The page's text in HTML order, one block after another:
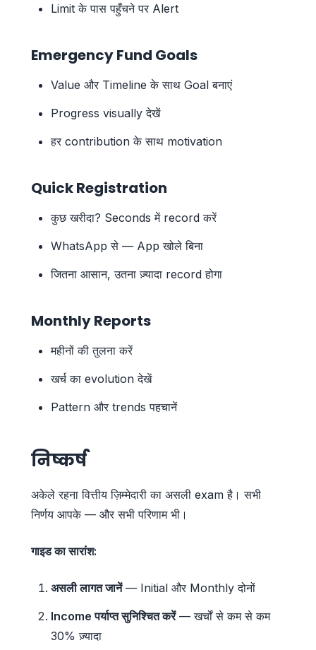
Limit के पास पहुँचने पर Alert
Emergency Fund Goals
Value और Timeline के साथ Goal बनाएं
Progress visually देखें
हर contribution के साथ motivation
Quick Registration
कुछ खरीदा? Seconds में record करें
WhatsApp से — App खोले बिना
जितना आसान, उतना ज़्यादा record होगा
Monthly Reports
महीनों की तुलना करें
खर्च का evolution देखें
Pattern और trends पहचानें
निष्कर्ष
अकेले रहना वित्तीय ज़िम्मेदारी का असली exam है। सभी
निर्णय आपके — और सभी परिणाम भी।
गाइड का सारांश:
असली लागत जानें— Initial और Monthly दोनों
Income पर्याप्त सुनिश्चित करें— खर्चों से कम से कम
30% ज़्यादा